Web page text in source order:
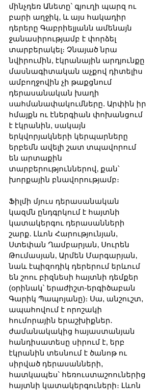
մինչդեռ Անետը՝ գյուղի պարզ ու
բարի աղջիկ, և այս հակադիր
դերերը Գաբրիելյանն ամենայն
ջանասիրությամբ է փորձել
տարբերակել։ Չնայած նրա
նվիրումին, էկրանային արդյունքը
մասնագիտական աչքով դիտելիս
ամբողջովին չի թաքցնում
դերասանական խաղի
սահմանափակումները. Արփին իր
հմայքն ու էներգիան փոխանցում
է էկրանին, սակայն
երկվորյակների կերպարները
երբեմն ավելի շատ տպավորում
են արտաքին
տարբերություններով, քան՝
խորքային բնավորությամբ։
Ֆիլմի մյուս դերասանական
կազմն ընդգրկում է հայտնի
կատակերգու դերասանների
շարք. Լևոն Հարությունյան,
Ստեփան Ղամբարյան, Սուրեն
Թումասյան, Արմեն Մարգարյան,
նաև էպիզոդիկ դերերում երևում
են շոու բիզնեսի հայտնի դեմքեր
(օրինակ՝ երաժիշտ-երգիծաբան
Գարիկ Պապոյանը)։ Սա, անշուշտ,
ապահովում է որոշակի
հումորային երաշխիքներ.
ժամանակակից հայաստանյան
հանդիսատեսը սիրում է, երբ
էկրանին տեսնում է ծանոթ ու
սիրված դերասանների,
հատկապես՝ հեռուստաշոուներից
հայտնի կատակերգուների։ Լևոն